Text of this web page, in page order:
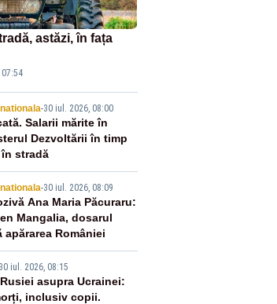
astăzi, în fața
-30 iul. 2026, 08:00
Salarii mărite în
Dezvoltării în timp
stradă
-30 iul. 2026, 08:09
Ana Maria Păcuraru:
Mangalia, dosarul
României
iul. 2026, 08:15
asupra Ucrainei:
inclusiv copii.